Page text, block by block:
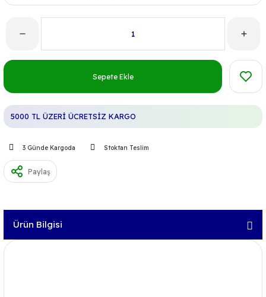
Sepete Ekle
5000 TL ÜZERİ ÜCRETSİZ KARGO
3 Günde Kargoda Stoktan Teslim
Paylaş
Ürün Bilgisi